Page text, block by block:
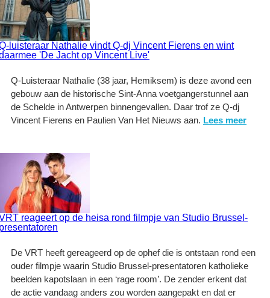
luisteraar Nathalie vindt Q-dj Vincent Fierens en wint
'De Jacht op Vincent Live'
Q-Luisteraar Nathalie (38 jaar, Hemiksem) is deze avond een
gebouw aan de historische Sint-Anna voetgangerstunnel aan
de Schelde in Antwerpen binnengevallen. Daar trof ze Q-dj
Vincent Fierens en Paulien Van Het Nieuws aan. Lees meer
reageert op de heisa rond filmpje van Studio Brussel-
De VRT heeft gereageerd op de ophef die is ontstaan rond een
ouder filmpje waarin Studio Brussel-presentatoren katholieke
beelden kapotslaan in een ‘rage room’. De zender erkent dat
de actie vandaag anders zou worden aangepakt en dat er